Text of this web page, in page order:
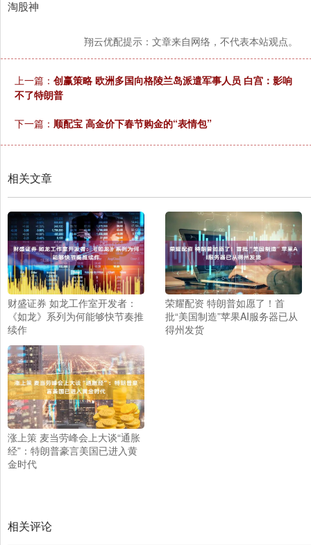
淘股神
翔云优配提示：文章来自网络，不代表本站观点。
上一篇： 创赢策略 欧洲多国向格陵兰岛派遣军事人员 白宫：影响
不了特朗普
下一篇： 顺配宝 ‌高金价下春节购金的“表情包”
相关文章
财盛证券 如龙工作室开发者：
《如龙》系列为何能够快节奏推
续作
荣耀配资 特朗普如愿了！首
批“美国制造”苹果AI服务器已从
得州发货
涨上策 麦当劳峰会上大谈“通胀
经”：特朗普豪言美国已进入黄
金时代
相关评论